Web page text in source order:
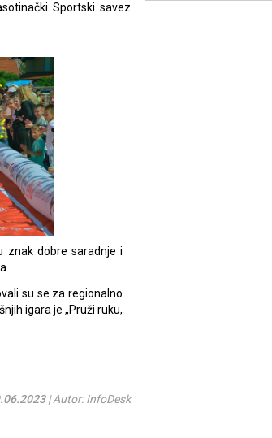
Sportski savez
znak dobre saradnje i
su se za regionalno
igara je „Pruži ruku,
| Autor: InfoDesk